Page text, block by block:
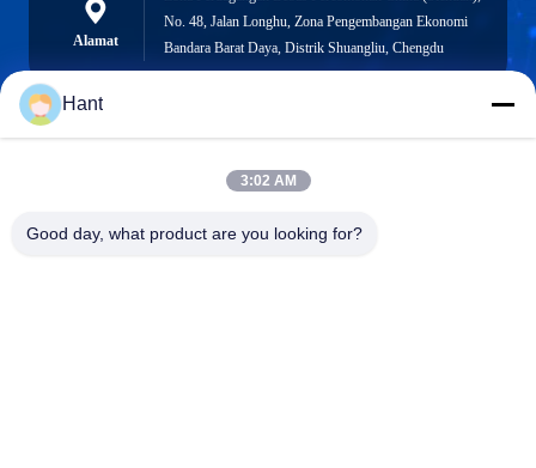
Alamat
No. 48, Jalan Longhu, Zona Pengembangan Ekonomi
Bandara Barat Daya, Distrik Shuangliu, Chengdu
Sales03@chinafibercable.com
Hant
3:02 AM
Good day, what product are you looking for?